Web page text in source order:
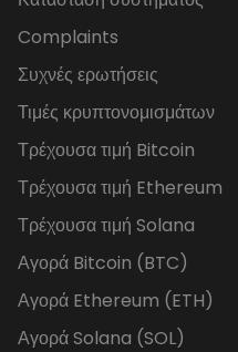
Complaints
Συχνές ερωτήσεις
Τιμές κρυπτονομισμάτων
Τρέχουσα τιμή Bitcoin
Τρέχουσα τιμή Ethereum
Τρέχουσα τιμή Solana
Αγορά Bitcoin (BTC)
Αγορά Ethereum (ETH)
Αγορά Solana (SOL)